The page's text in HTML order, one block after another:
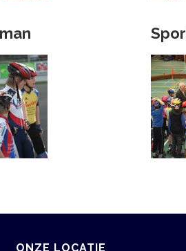
ONZE LOCATIE